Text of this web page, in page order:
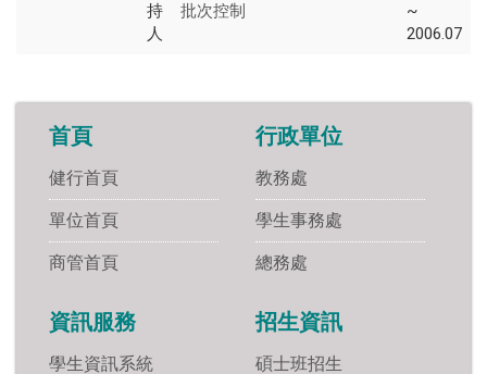
持
人
批次控制
~
2006.07
首頁
健行首頁
單位首頁
商管首頁
行政單位
教務處
學生事務處
總務處
資訊服務
學生資訊系統
招生資訊
碩士班招生